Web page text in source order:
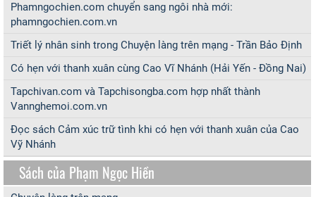
Phamngochien.com chuyển sang ngôi nhà mới:
phamngochien.com.vn
Triết lý nhân sinh trong Chuyện làng trên mạng - Trần Bảo Định
Có hẹn với thanh xuân cùng Cao Vĩ Nhánh (Hải Yến - Đồng Nai)
Tapchivan.com và Tapchisongba.com hợp nhất thành
Vannghemoi.com.vn
Đọc sách Cảm xúc trữ tình khi có hẹn với thanh xuân của Cao
Vỹ Nhánh
Sách của Phạm Ngọc Hiền